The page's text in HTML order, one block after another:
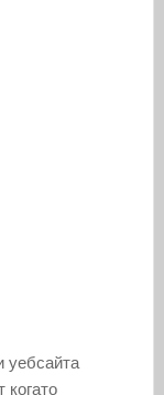
уебсайта
когато